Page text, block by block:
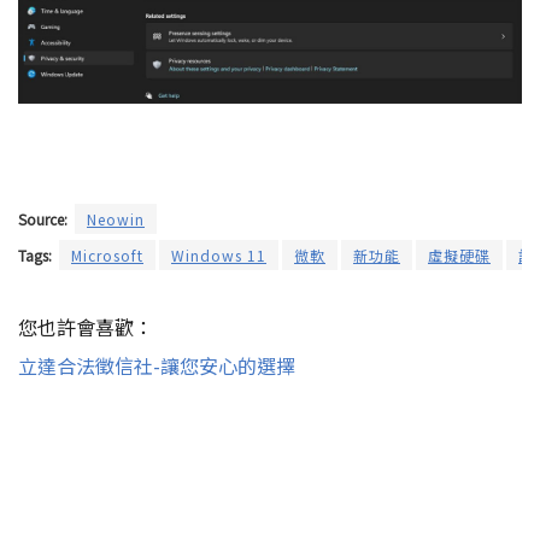
Source:
Neowin
Tags:
Microsoft Windows 11 微軟 新功能 虛擬硬碟 設
您也許會喜歡：
立達合法徵信社-讓您安心的選擇